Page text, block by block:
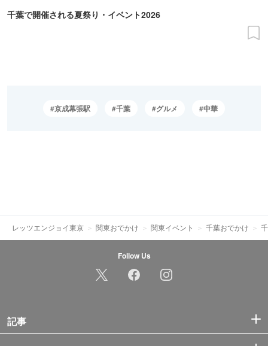
千葉で開催される夏祭り・イベント2026
京成幕張駅 千葉 グルメ 中華
レッツエンジョイ東京 関東おでかけ 関東イベント 千葉おでかけ
Follow Us
記事